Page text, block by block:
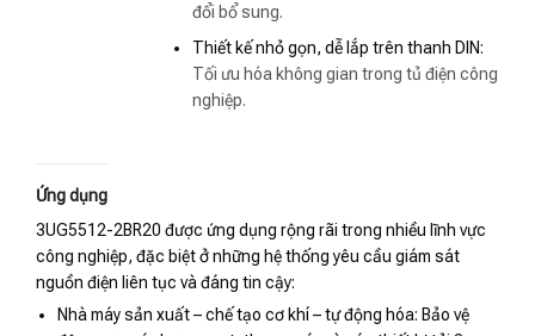
đổi bổ sung.
Thiết kế nhỏ gọn, dễ lắp trên thanh DIN:
Tối ưu hóa không gian trong tủ điện công
nghiệp.
Ứng dụng
3UG5512-2BR20 được ứng dụng rộng rãi trong nhiều lĩnh vực
công nghiệp, đặc biệt ở những hệ thống yêu cầu giám sát
nguồn điện liên tục và đáng tin cậy:
Nhà máy sản xuất – chế tạo cơ khí – tự động hóa: Bảo vệ